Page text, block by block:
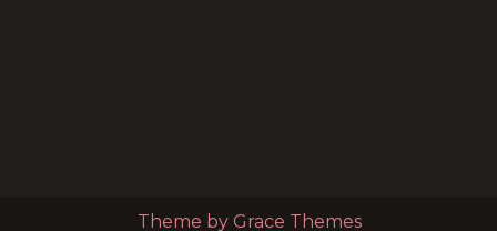
Theme by Grace Themes